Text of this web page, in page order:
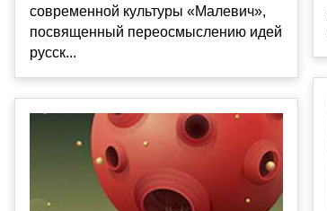
современной культуры «Малевич»,
посвященный переосмыслению идей
русск...